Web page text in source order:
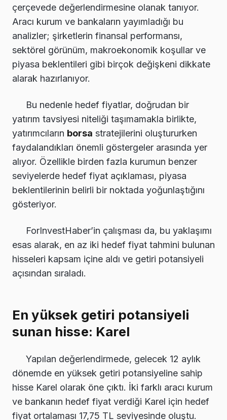
çerçevede değerlendirmesine olanak tanıyor.
Aracı kurum ve bankaların yayımladığı bu
analizler; şirketlerin finansal performansı,
sektörel görünüm, makroekonomik koşullar ve
piyasa beklentileri gibi birçok değişkeni dikkate
alarak hazırlanıyor.
Bu nedenle hedef fiyatlar, doğrudan bir
yatırım tavsiyesi niteliği taşımamakla birlikte,
yatırımcıların borsa stratejilerini oluştururken
faydalandıkları önemli göstergeler arasında yer
alıyor. Özellikle birden fazla kurumun benzer
seviyelerde hedef fiyat açıklaması, piyasa
beklentilerinin belirli bir noktada yoğunlaştığını
gösteriyor.
ForInvestHaber’in çalışması da, bu yaklaşımı
esas alarak, en az iki hedef fiyat tahmini bulunan
hisseleri kapsam içine aldı ve getiri potansiyeli
açısından sıraladı.
En yüksek getiri potansiyeli
sunan hisse: Karel
Yapılan değerlendirmede, gelecek 12 aylık
dönemde en yüksek getiri potansiyeline sahip
hisse Karel olarak öne çıktı. İki farklı aracı kurum
ve bankanın hedef fiyat verdiği Karel için hedef
fiyat ortalaması 17,75 TL seviyesinde oluştu.